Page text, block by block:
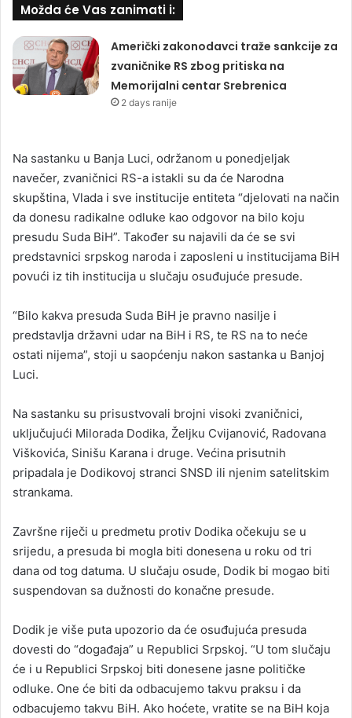
Možda će Vas zanimati i:
Američki zakonodavci traže sankcije za
zvaničnike RS zbog pritiska na
Memorijalni centar Srebrenica
2 days ranije
Na sastanku u Banja Luci, održanom u ponedjeljak
navečer, zvaničnici RS-a istakli su da će Narodna
skupština, Vlada i sve institucije entiteta “djelovati na način
da donesu radikalne odluke kao odgovor na bilo koju
presudu Suda BiH”. Također su najavili da će se svi
predstavnici srpskog naroda i zaposleni u institucijama BiH
povući iz tih institucija u slučaju osuđujuće presude.
“Bilo kakva presuda Suda BiH je pravno nasilje i
predstavlja državni udar na BiH i RS, te RS na to neće
ostati nijema”, stoji u saopćenju nakon sastanka u Banjoj
Luci.
Na sastanku su prisustvovali brojni visoki zvaničnici,
uključujući Milorada Dodika, Željku Cvijanović, Radovana
Viškovića, Sinišu Karana i druge. Većina prisutnih
pripadala je Dodikovoj stranci SNSD ili njenim satelitskim
strankama.
Završne riječi u predmetu protiv Dodika očekuju se u
srijedu, a presuda bi mogla biti donesena u roku od tri
dana od tog datuma. U slučaju osude, Dodik bi mogao biti
suspendovan sa dužnosti do konačne presude.
Dodik je više puta upozorio da će osuđujuća presuda
dovesti do “događaja” u Republici Srpskoj. “U tom slučaju
će i u Republici Srpskoj biti donesene jasne političke
odluke. One će biti da odbacujemo takvu praksu i da
odbacujemo takvu BiH. Ako hoćete, vratite se na BiH koja